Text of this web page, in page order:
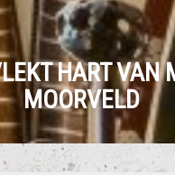
HART VAN
MOORVELD